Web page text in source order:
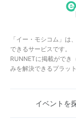
「イー・モシコム」は
できるサービスです。
RUNNETに掲載ができ
みを解決できるプラッ
イベントを